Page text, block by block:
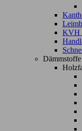
KVH
Dämmstoffe